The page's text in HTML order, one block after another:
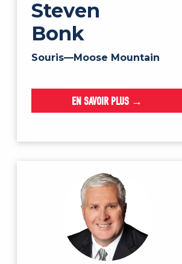
Steven
Bonk
Souris—Moose Mountain
EN SAVOIR PLUS →